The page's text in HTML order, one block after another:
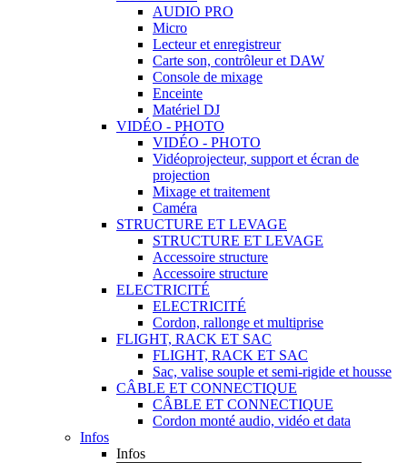
AUDIO PRO
Micro
Lecteur et enregistreur
Carte son, contrôleur et DAW
Console de mixage
Enceinte
Matériel DJ
VIDÉO - PHOTO
VIDÉO - PHOTO
Vidéoprojecteur, support et écran de
projection
Mixage et traitement
Caméra
STRUCTURE ET LEVAGE
STRUCTURE ET LEVAGE
Accessoire structure
Accessoire structure
ELECTRICITÉ
ELECTRICITÉ
Cordon, rallonge et multiprise
FLIGHT, RACK ET SAC
FLIGHT, RACK ET SAC
Sac, valise souple et semi-rigide et housse
CÂBLE ET CONNECTIQUE
CÂBLE ET CONNECTIQUE
Cordon monté audio, vidéo et data
Infos
Infos